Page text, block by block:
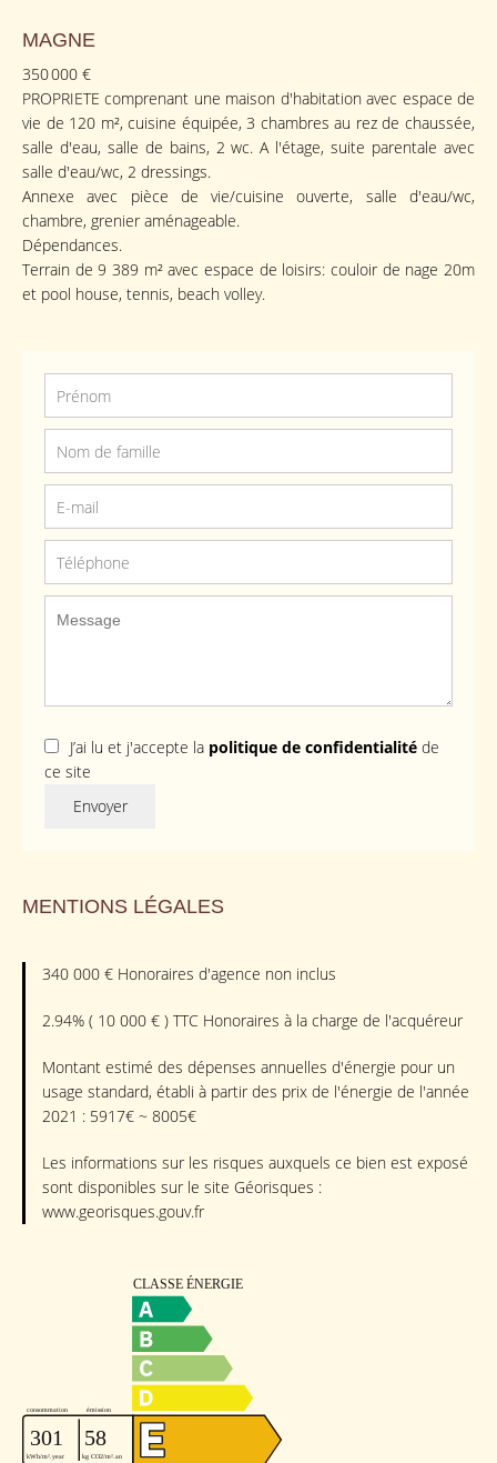
MAGNE
350 000 €
PROPRIETE comprenant une maison d'habitation avec espace de
vie de 120 m², cuisine équipée, 3 chambres au rez de chaussée,
salle d'eau, salle de bains, 2 wc. A l'étage, suite parentale avec
salle d'eau/wc, 2 dressings.
Annexe avec pièce de vie/cuisine ouverte, salle d'eau/wc,
chambre, grenier aménageable.
Dépendances.
Terrain de 9 389 m² avec espace de loisirs: couloir de nage 20m
et pool house, tennis, beach volley.
J’ai lu et j'accepte la politique de confidentialité de
ce site
Envoyer
MENTIONS LÉGALES
340 000 € Honoraires d'agence non inclus
2.94% ( 10 000 € ) TTC Honoraires à la charge de l'acquéreur
Montant estimé des dépenses annuelles d'énergie pour un
usage standard, établi à partir des prix de l'énergie de l'année
2021 : 5917€ ~ 8005€
Les informations sur les risques auxquels ce bien est exposé
sont disponibles sur le site Géorisques :
www.georisques.gouv.fr